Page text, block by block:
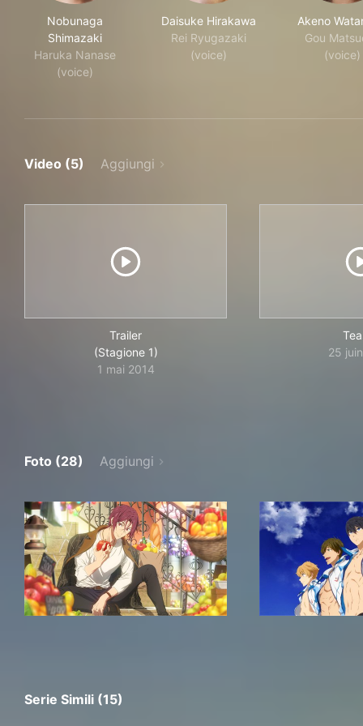
Nobunaga
Shimazaki
Haruka Nanase
(voice)
Daisuke Hirakawa
Rei Ryugazaki
(voice)
Akeno
Gou
(voice)
Video (5) Aggiungi
Trailer
(Stagione 1)
1 mai 2014
25
Foto (28) Aggiungi
Serie Simili (15)